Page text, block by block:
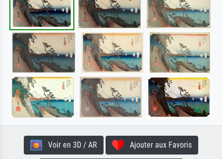
Voir en 3D / AR Ajouter aux Favoris